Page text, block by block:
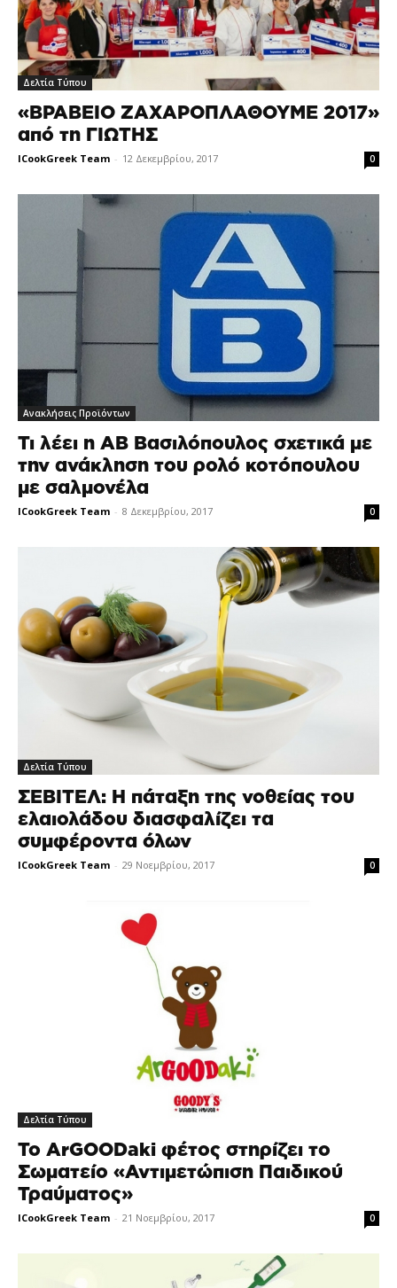
Δελτία Τύπου
«ΒΡΑΒΕΙΟ ΖΑΧΑΡΟΠΛΑΘΟΥΜΕ 2017»
από τη ΓΙΩΤΗΣ
ICookGreek Team - 12 Δεκεμβρίου, 2017 0
Ανακλήσεις Προϊόντων
Τι λέει η ΑΒ Βασιλόπουλος σχετικά με
την ανάκληση του ρολό κοτόπουλου
με σαλμονέλα
ICookGreek Team - 8 Δεκεμβρίου, 2017 0
Δελτία Τύπου
ΣΕΒΙΤΕΛ: Η πάταξη της νοθείας του
ελαιολάδου διασφαλίζει τα
συμφέροντα όλων
ICookGreek Team - 29 Νοεμβρίου, 2017 0
Δελτία Τύπου
Το ArGOODaki φέτος στηρίζει το
Σωματείο «Αντιμετώπιση Παιδικού
Τραύματος»
ICookGreek Team - 21 Νοεμβρίου, 2017 0